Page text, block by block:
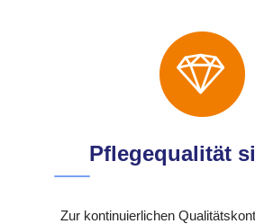
Pflegequalität
Zur kontinuierlichen